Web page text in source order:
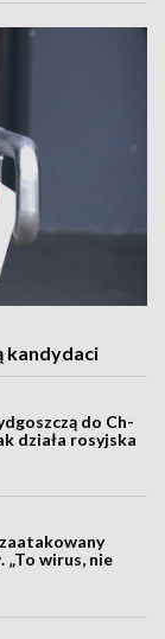
kandydaci
do Ch-
działa rosyjska
„To wirus, nie